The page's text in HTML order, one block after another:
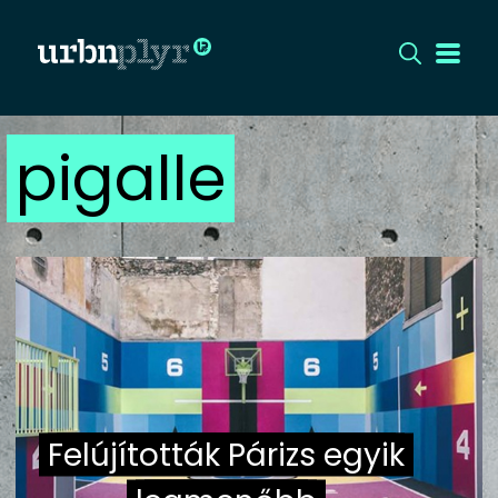
CÍMLAP
DIZÁJN
DIVAT
HIP
KULT
UTCA
pigalle
Felújították Párizs egyik